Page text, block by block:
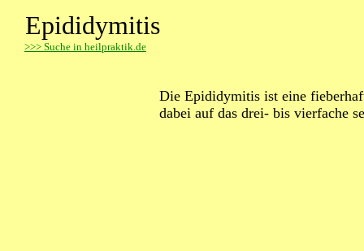
Epididymitis
>>> Suche in heilpraktik.de
Die Epididymitis ist eine
dabei auf das drei- bis vierfache